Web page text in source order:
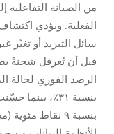
من الصيانة التفاعلية
الفعلية. ويؤدي
سائل التبريد أو
قبل أن تُعرقل شحنةً
الرصد الفوري لحالة
بنسبة ٣١٪،